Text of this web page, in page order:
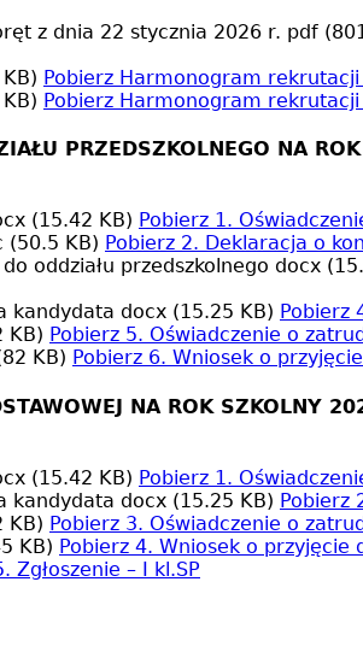
z dnia 22 stycznia 2026 r. pdf
Pobierz Harmonogram rekrutacji
Pobierz Harmonogram rekrutacji
PRZEDSZKOLNEGO NA
(15.42 KB) Pobierz 1.
(50.5 KB) Pobierz 2. Deklaracja o
oddziału przedszkolnego docx
kandydata docx (15.25 KB) Pobierz
KB) Pobierz 5. Oświadczenie o
KB) Pobierz 6. Wniosek o
NA ROK SZKOLNY
(15.42 KB) Pobierz 1.
kandydata docx (15.25 KB) Pobierz
KB) Pobierz 3. Oświadczenie o
KB) Pobierz 4. Wniosek o przyjęcie
Zgłoszenie – I kl.SP